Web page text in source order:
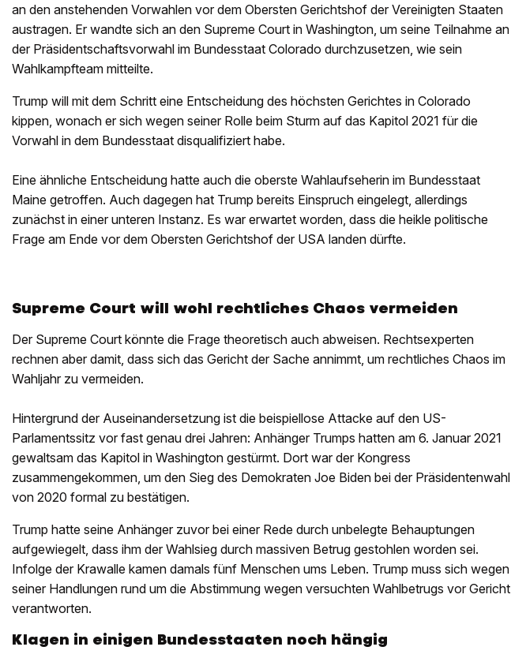
an den anstehenden Vorwahlen vor dem Obersten Gerichtshof der Vereinigten Staaten
austragen. Er wandte sich an den Supreme Court in Washington, um seine Teilnahme an
der Präsidentschaftsvorwahl im Bundesstaat Colorado durchzusetzen, wie sein
Wahlkampfteam mitteilte.
Trump will mit dem Schritt eine Entscheidung des höchsten Gerichtes in Colorado
kippen, wonach er sich wegen seiner Rolle beim Sturm auf das Kapitol 2021 für die
Vorwahl in dem Bundesstaat disqualifiziert habe.
Eine ähnliche Entscheidung hatte auch die oberste Wahlaufseherin im Bundesstaat
Maine getroffen. Auch dagegen hat Trump bereits Einspruch eingelegt, allerdings
zunächst in einer unteren Instanz. Es war erwartet worden, dass die heikle politische
Frage am Ende vor dem Obersten Gerichtshof der USA landen dürfte.
Supreme Court will wohl rechtliches Chaos vermeiden
Der Supreme Court könnte die Frage theoretisch auch abweisen. Rechtsexperten
rechnen aber damit, dass sich das Gericht der Sache annimmt, um rechtliches Chaos im
Wahljahr zu vermeiden.
Hintergrund der Auseinandersetzung ist die beispiellose Attacke auf den US-
Parlamentssitz vor fast genau drei Jahren: Anhänger Trumps hatten am 6. Januar 2021
gewaltsam das Kapitol in Washington gestürmt. Dort war der Kongress
zusammengekommen, um den Sieg des Demokraten Joe Biden bei der Präsidentenwahl
von 2020 formal zu bestätigen.
Trump hatte seine Anhänger zuvor bei einer Rede durch unbelegte Behauptungen
aufgewiegelt, dass ihm der Wahlsieg durch massiven Betrug gestohlen worden sei.
Infolge der Krawalle kamen damals fünf Menschen ums Leben. Trump muss sich wegen
seiner Handlungen rund um die Abstimmung wegen versuchten Wahlbetrugs vor Gericht
verantworten.
Klagen in einigen Bundesstaaten noch hängig